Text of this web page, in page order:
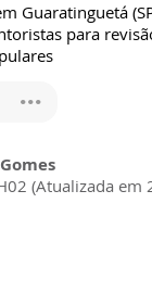
Guaratinguetá
para
(Atualizada em